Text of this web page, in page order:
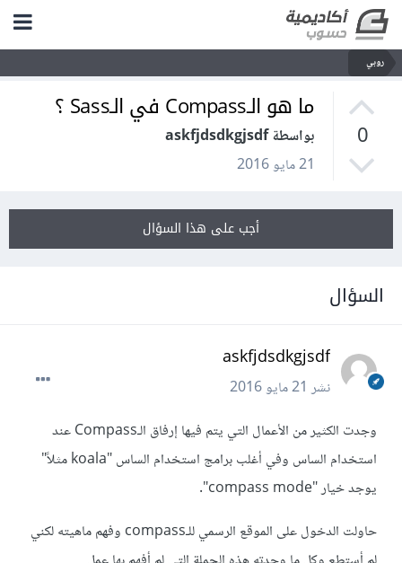
روبي
0
ما هو الـCompass في الـSass ؟
بواسطة askfjdsdkgjsdf
21 مايو 2016
أجب على هذا السؤال
السؤال
askfjdsdkgjsdf
نشر21 مايو 2016
وجدت الكثير من الأعمال التي يتم فيها إرفاق الـCompass عند
استخدام الساس وفي أغلب برامج استخدام الساس "koala مثلاً"
يوجد خيار "compass mode".
حاولت الدخول على الموقع الرسمي للـcompass وفهم ماهيته لكني